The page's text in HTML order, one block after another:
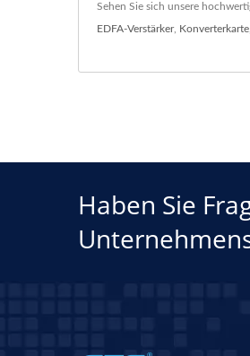
Sehen Sie sich unsere
EDFA-Verstärker, Konverterkarte
Haben Sie